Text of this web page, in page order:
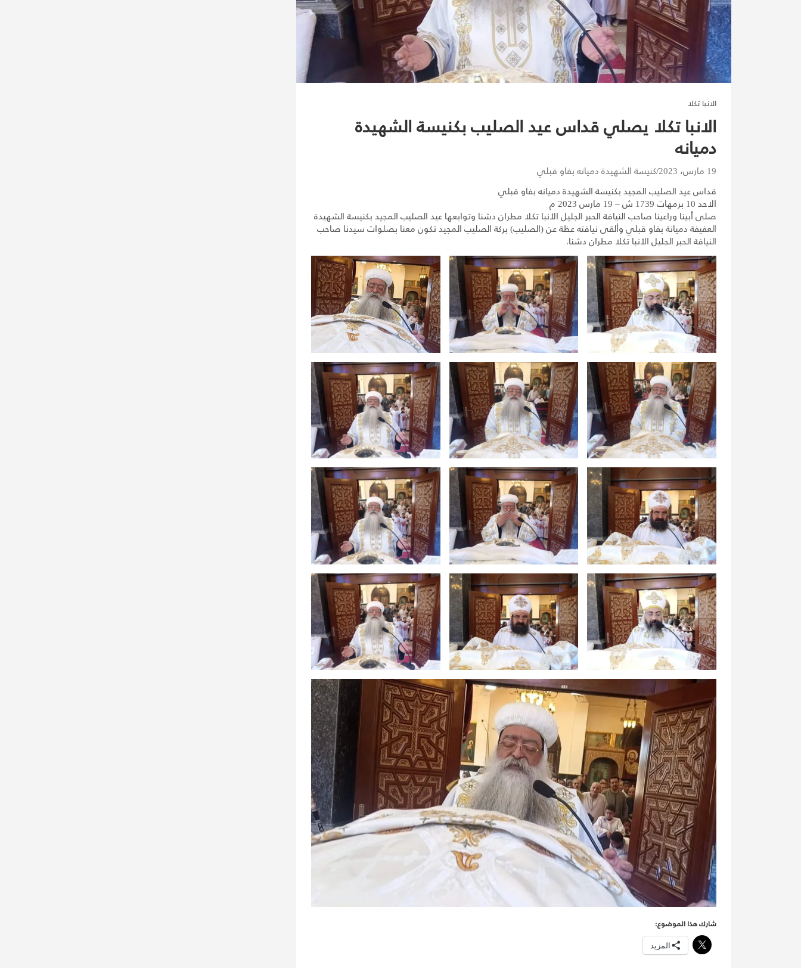
الانبا تكلا
الانبا تكلا يصلي قداس عيد الصليب بكنيسة الشهيدة
دميانه
19 مارس، 2023
كنيسة الشهيدة دميانه بفاو قبلي
قداس عيد الصليب المجيد بكنيسة الشهيدة دميانه بفاو قبلي
الاحد 10 برمهات 1739 ش – 19 مارس 2023 م
صلى أبينا وراعينا صاحب النيافة الحبر الجليل الأنبا تكلا مطران دشنا وتوابعها عيد الصليب المجيد بكنيسة الشهيدة
العفيفة دميانة بفاو قبلي وألقى نيافته عظة عن (الصليب) بركة الصليب المجيد تكون معنا بصلوات سيدنا صاحب
النيافة الحبر الجليل الأنبا تكلا مطران دشنا.
شارك هذا الموضوع:
المزيد